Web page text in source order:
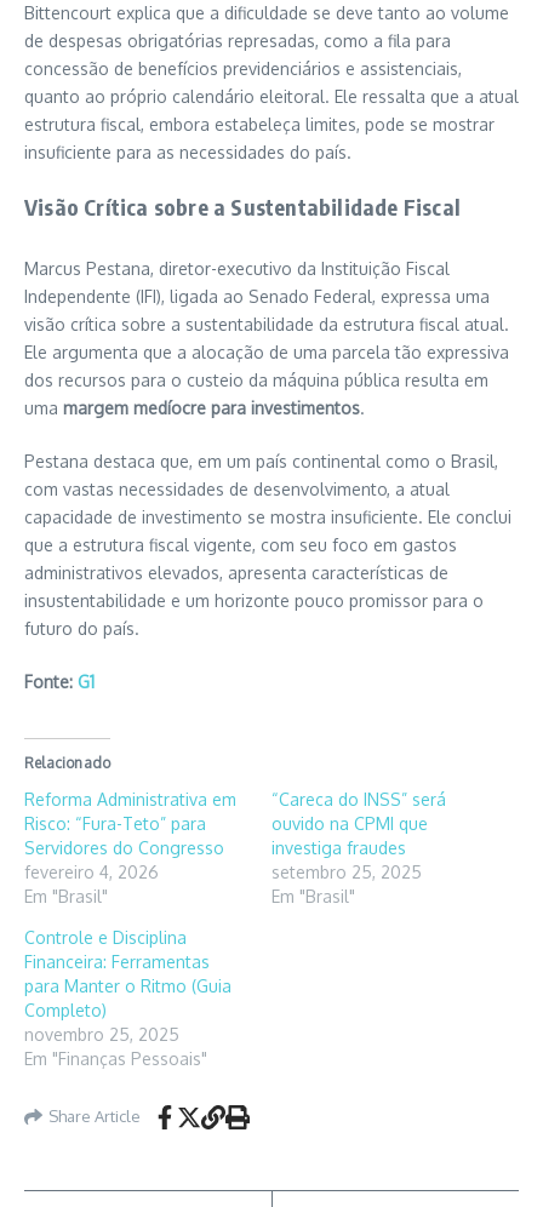
Bittencourt explica que a dificuldade se deve tanto ao volume
de despesas obrigatórias represadas, como a fila para
concessão de benefícios previdenciários e assistenciais,
quanto ao próprio calendário eleitoral. Ele ressalta que a atual
estrutura fiscal, embora estabeleça limites, pode se mostrar
insuficiente para as necessidades do país.
Visão Crítica sobre a Sustentabilidade Fiscal
Marcus Pestana, diretor-executivo da Instituição Fiscal
Independente (IFI), ligada ao Senado Federal, expressa uma
visão crítica sobre a sustentabilidade da estrutura fiscal atual.
Ele argumenta que a alocação de uma parcela tão expressiva
dos recursos para o custeio da máquina pública resulta em
uma margem medíocre para investimentos.
Pestana destaca que, em um país continental como o Brasil,
com vastas necessidades de desenvolvimento, a atual
capacidade de investimento se mostra insuficiente. Ele conclui
que a estrutura fiscal vigente, com seu foco em gastos
administrativos elevados, apresenta características de
insustentabilidade e um horizonte pouco promissor para o
futuro do país.
Fonte: G1
Relacionado
Reforma Administrativa em
Risco: “Fura-Teto” para
Servidores do Congresso
fevereiro 4, 2026
Em "Brasil"
“Careca do INSS” será
ouvido na CPMI que
investiga fraudes
setembro 25, 2025
Em "Brasil"
Controle e Disciplina
Financeira: Ferramentas
para Manter o Ritmo (Guia
Completo)
novembro 25, 2025
Em "Finanças Pessoais"
Share Article